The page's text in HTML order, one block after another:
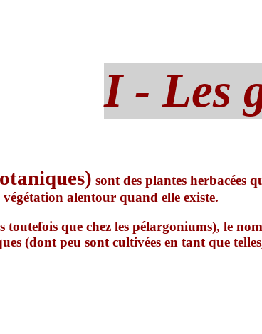
I - Les
sont des plantes herbacées
alentour quand elle existe.
que chez les pélargoniums), le
(dont peu sont cultivées en tant que